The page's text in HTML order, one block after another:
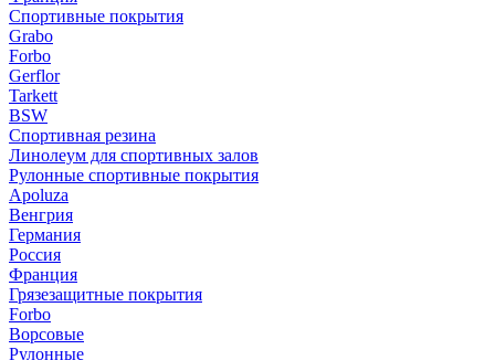
Спортивные покрытия
Grabo
Forbo
Gerflor
Tarkett
BSW
Спортивная резина
Линолеум для спортивных залов
Рулонные спортивные покрытия
Apoluza
Венгрия
Германия
Россия
Франция
Грязезащитные покрытия
Forbo
Ворсовые
Рулонные